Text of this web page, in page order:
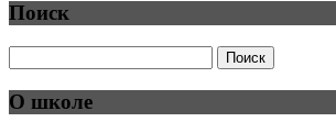
Поиск
О школе